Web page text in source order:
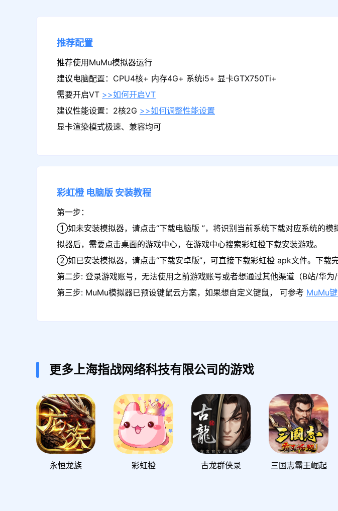
推荐配置
推荐使用MuMu模拟器运行
建议电脑配置：CPU4核+ 内存4G+ 系统i5+ 显卡GTX750Ti+
需要开启VT >>如何开启VT
建议性能设置：2核2G >>如何调整性能设置
显卡渲染模式极速、兼容均可
彩虹橙 电脑版 安装教程
第一步：
①如未安装模拟器，请点击“下载电脑版 ”，将识别当前系统下载对应系统的
拟器后，需要点击桌面的游戏中心，在游戏中心搜索彩虹橙下载安装游戏。
②如已安装模拟器，请点击“下载安卓版”，可直接下载彩虹橙 apk文件。下载
第二步: 登录游戏账号，无法使用之前游戏账号或者想通过其他渠道（B站/华
第三步: MuMu模拟器已预设键鼠云方案，如果想自定义键鼠， 可参考 MuMu
更多上海指战网络科技有限公司的游戏
永恒龙族 彩虹橙 古龙群侠录 三国志霸王崛起